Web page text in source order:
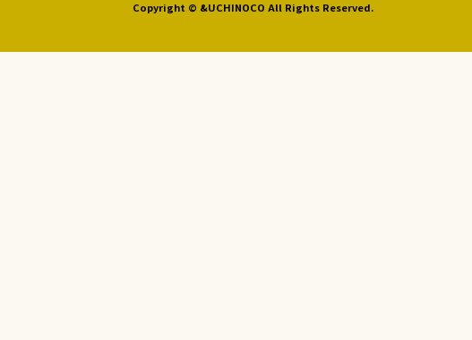
Copyright © &UCHINOCO All Rights Reserved.